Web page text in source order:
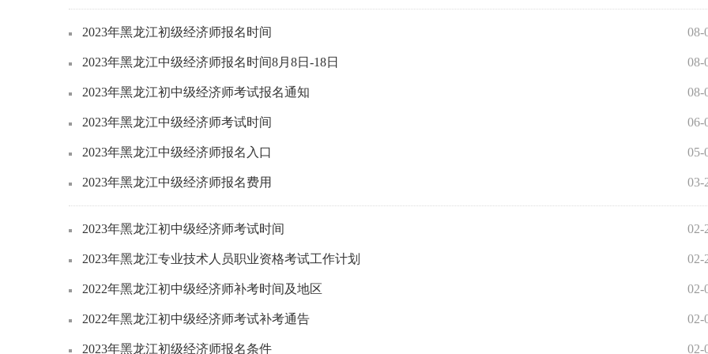
2023年黑龙江初级经济师报名时间 08-
2023年黑龙江中级经济师报名时间8月8日-18日 08-
2023年黑龙江初中级经济师考试报名通知 08-
2023年黑龙江中级经济师考试时间 06-
2023年黑龙江中级经济师报名入口 05-
2023年黑龙江中级经济师报名费用 03-
2023年黑龙江初中级经济师考试时间 02-
2023年黑龙江专业技术人员职业资格考试工作计划 02-
2022年黑龙江初中级经济师补考时间及地区 02-
2022年黑龙江初中级经济师考试补考通告 02-
2023年黑龙江初级经济师报名条件 02-